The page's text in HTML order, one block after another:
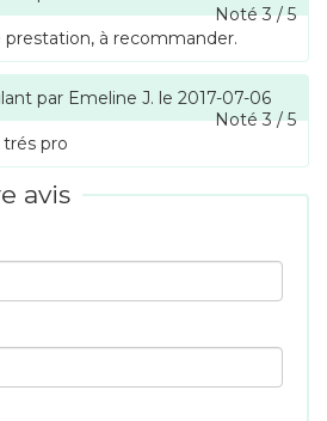
Noté3/5
à recommander.
par Emeline J. le 2017-07-06
Noté3/5
pro
avis